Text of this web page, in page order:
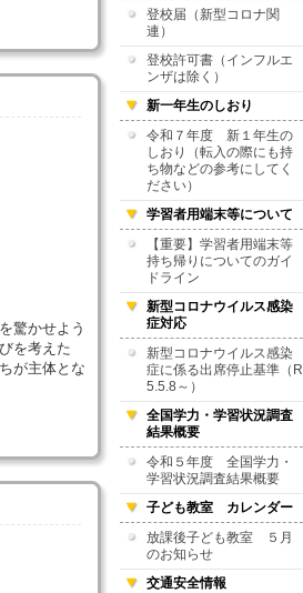
驚かせよう
を考えた
が主体とな
登校届（新型コロナ関
連）
登校許可書（インフルエ
ンザは除く）
新一年生のしおり
令和７年度 新１年生の
しおり（転入の際にも持
ち物などの参考にしてく
ださい）
学習者用端末等について
【重要】学習者用端末等
持ち帰りについてのガイ
ドライン
新型コロナウイルス感染
症対応
新型コロナウイルス感染
症に係る出席停止基準（R
5.5.8～）
全国学力・学習状況調査
結果概要
令和５年度 全国学力・
学習状況調査結果概要
子ども教室 カレンダー
放課後子ども教室 ５月
のお知らせ
交通安全情報